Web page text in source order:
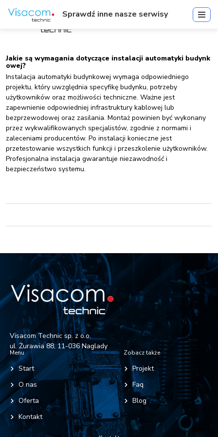
Jakie są wymagania dotyczące instalacji automatyki budynk
owej?
Instalacja automatyki budynkowej wymaga odpowiedniego
projektu, który uwzględnia specyfikę budynku, potrzeby
użytkowników oraz możliwości techniczne. Ważne jest
zapewnienie odpowiedniej infrastruktury kablowej lub
bezprzewodowej oraz zasilania. Montaż powinien być wykonany
przez wykwalifikowanych specjalistów, zgodnie z normami i
zaleceniami producentów. Po instalacji konieczne jest
przetestowanie wszystkich funkcji i przeszkolenie użytkowników.
Profesjonalna instalacja gwarantuje niezawodność i
bezpieczeństwo systemu.
Visacom Technic sp. z o.o.
ul. Żurawia 88, 11-036 Naglady
Menu
Start
O nas
Oferta
Kontakt
Zobacz także
Projekt
Faq
Blog
Sprawdź inne nasze serwisy